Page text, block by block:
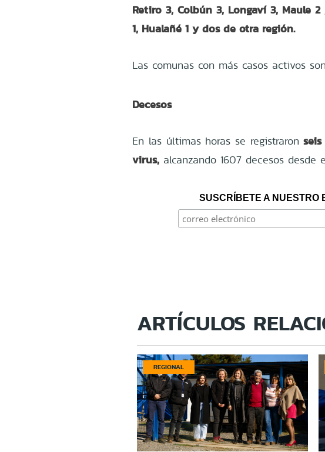
Retiro 3, Colbún 3, Longaví 3, Maule
1, Hualañé 1 y dos de otra región.
Las comunas con más casos activos
Decesos
En las últimas horas se registraron
virus, alcanzando 1607 decesos
SUSCRÍBETE A NUESTRO
ARTÍCULOS
REGIONAL